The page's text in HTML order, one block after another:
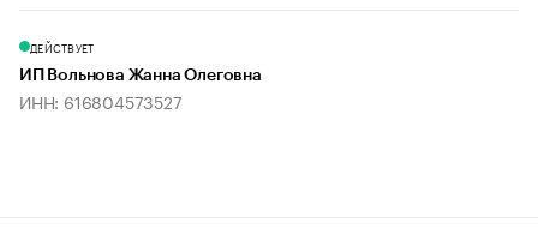
ДЕЙСТВУЕТ
ИП Вольнова Жанна Олеговна
ИНН: 616804573527